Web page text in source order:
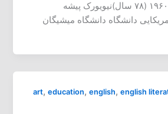
سالمرگ ۲۳ مارس ۱۹۶۰ (۷۸ سال)نیویورک پیشه
دانشگاه دانشگاه میشیگان
art, education, english, english